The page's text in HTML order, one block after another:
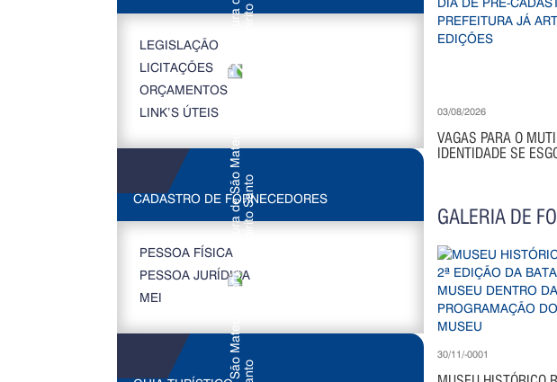
LEGISLAÇÃO
LICITAÇÕES
ORÇAMENTOS
LINK’S ÚTEIS
CADASTRO DE FORNECEDORES
PESSOA FÍSICA
PESSOA JURÍDICA
MEI
03/08/2026
VAGAS PARA O
IDENTIDADE SE
GALERIA DE
30/11/-0001